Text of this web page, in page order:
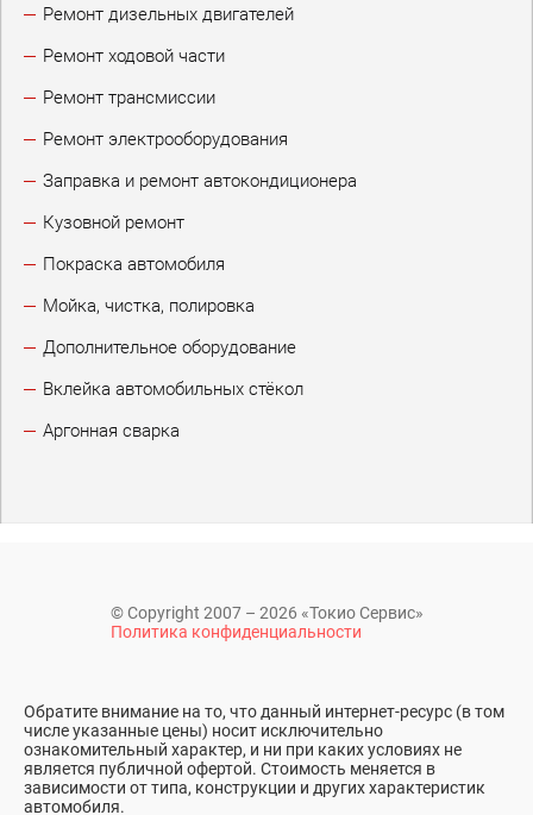
Ремонт дизельных двигателей
Ремонт ходовой части
Ремонт трансмиссии
Ремонт электрооборудования
Заправка и ремонт автокондиционера
Кузовной ремонт
Покраска автомобиля
Мойка, чистка, полировка
Дополнительное оборудование
Вклейка автомобильных стёкол
Аргонная сварка
© Copyright 2007 – 2026 «Токио Сервис»
Политика конфиденциальности
Обратите внимание на то, что данный интернет-ресурс (в том
числе указанные цены) носит исключительно
ознакомительный характер, и ни при каких условиях не
является публичной офертой. Стоимость меняется в
зависимости от типа, конструкции и других характеристик
автомобиля.